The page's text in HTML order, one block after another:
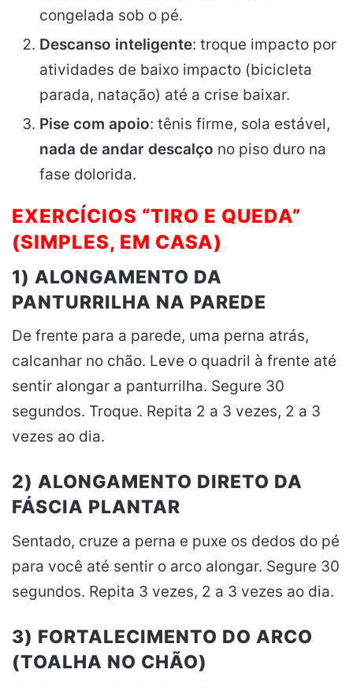
congelada sob o pé.
Descanso inteligente: troque impacto por
atividades de baixo impacto (bicicleta
parada, natação) até a crise baixar.
Pise com apoio: tênis firme, sola estável,
nada de andar descalço no piso duro na
fase dolorida.
EXERCÍCIOS “TIRO E QUEDA”
(SIMPLES, EM CASA)
1) ALONGAMENTO DA
PANTURRILHA NA PAREDE
De frente para a parede, uma perna atrás,
calcanhar no chão. Leve o quadril à frente até
sentir alongar a panturrilha. Segure 30
segundos. Troque. Repita 2 a 3 vezes, 2 a 3
vezes ao dia.
2) ALONGAMENTO DIRETO DA
FÁSCIA PLANTAR
Sentado, cruze a perna e puxe os dedos do pé
para você até sentir o arco alongar. Segure 30
segundos. Repita 3 vezes, 2 a 3 vezes ao dia.
3) FORTALECIMENTO DO ARCO
(TOALHA NO CHÃO)